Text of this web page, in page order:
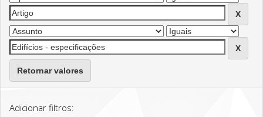
Retornar valores
Adicionar filtros: